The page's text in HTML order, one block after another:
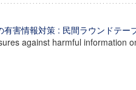
害情報対策 : 民間ラウンドテー
against harmful information